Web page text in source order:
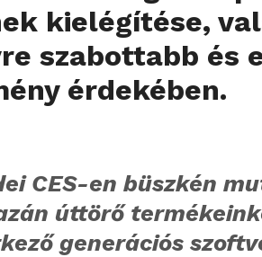
kielégítése,
szabottabb és
érdekében.
CES-en büszkén
úttörő
generációs